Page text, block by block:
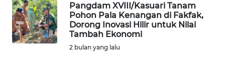
Pangdam XVIII/Kasuari Tanam
Pohon Pala Kenangan di Fakfak,
Dorong Inovasi Hilir untuk Nilai
Tambah Ekonomi
2 bulan yang lalu
JAMBI
WN
SULTRA